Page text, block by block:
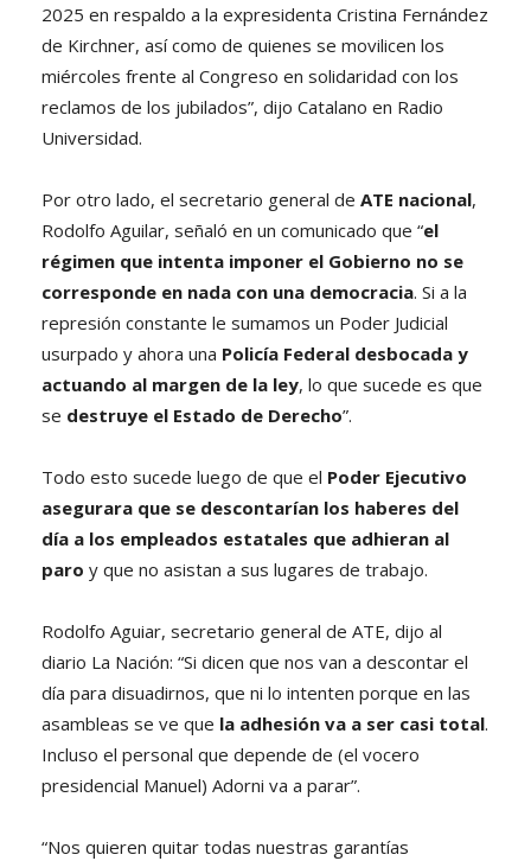
2025 en respaldo a la expresidenta Cristina Fernández
de Kirchner, así como de quienes se movilicen los
miércoles frente al Congreso en solidaridad con los
reclamos de los jubilados”, dijo Catalano en Radio
Universidad.
Por otro lado, el secretario general de ATE nacional,
Rodolfo Aguilar, señaló en un comunicado que “el
régimen que intenta imponer el Gobierno no se
corresponde en nada con una democracia. Si a la
represión constante le sumamos un Poder Judicial
usurpado y ahora una Policía Federal desbocada y
actuando al margen de la ley, lo que sucede es que
se destruye el Estado de Derecho”.
Todo esto sucede luego de que el Poder Ejecutivo
asegurara que se descontarían los haberes del
día a los empleados estatales que adhieran al
paro y que no asistan a sus lugares de trabajo.
Rodolfo Aguiar, secretario general de ATE, dijo al
diario La Nación: “Si dicen que nos van a descontar el
día para disuadirnos, que ni lo intenten porque en las
asambleas se ve que la adhesión va a ser casi total.
Incluso el personal que depende de (el vocero
presidencial Manuel) Adorni va a parar”.
“Nos quieren quitar todas nuestras garantías